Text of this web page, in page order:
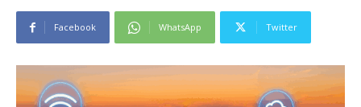
Facebook WhatsApp Twitter